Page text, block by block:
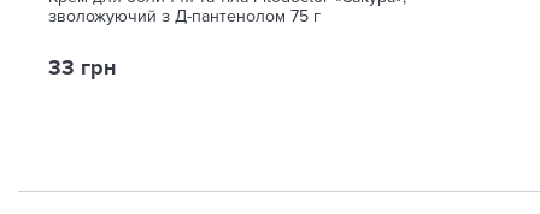
зволожуючий з Д-пантенолом 75 г
33 грн